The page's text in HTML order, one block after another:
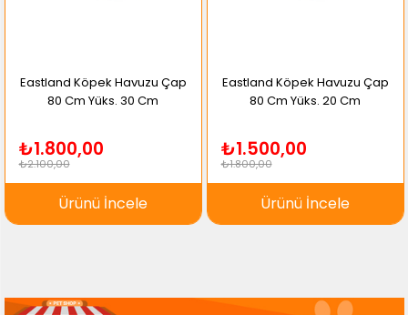
Köpek Havuzu Çap
80 Cm Yüks. 30 Cm
Ürünü İncele
Eastland Köpek Havuzu Çap
80 Cm Yüks. 20 Cm
₺1.500,00
₺1.800,00
Ürünü İncele